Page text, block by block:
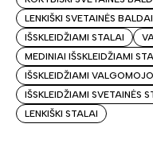
LENKIŠKI SVETAINĖS BALDAI
IŠSKLEIDŽIAMI STALAI
MEDINIAI IŠSKLEIDŽIAMI
IŠSKLEIDŽIAMI
IŠSKLEIDŽIAMI SVETAINĖS
LENKIŠKI STALAI